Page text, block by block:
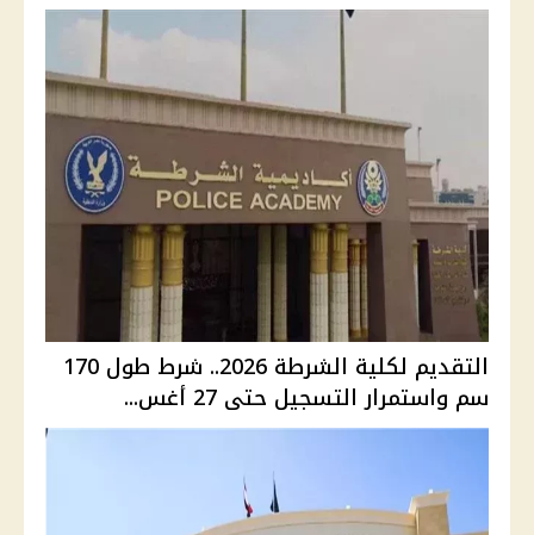
التقديم لكلية الشرطة 2026.. شرط طول 170
سم واستمرار التسجيل حتى 27 أغس...